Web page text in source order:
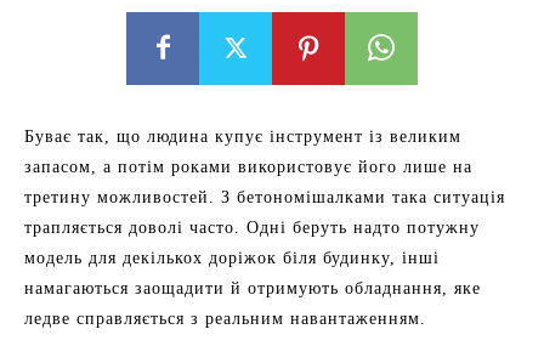
Буває так, що людина купує інструмент із великим
запасом, а потім роками використовує його лише на
третину можливостей. З бетономішалками така ситуація
трапляється доволі часто. Одні беруть надто потужну
модель для декількох доріжок біля будинку, інші
намагаються заощадити й отримують обладнання, яке
ледве справляється з реальним навантаженням.